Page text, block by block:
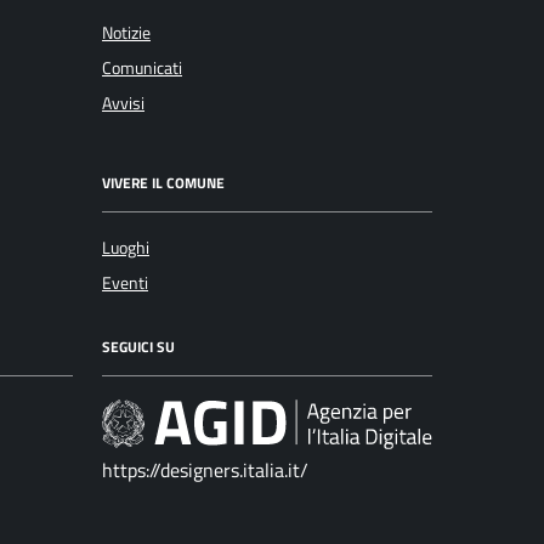
Notizie
Comunicati
Avvisi
VIVERE IL COMUNE
Luoghi
Eventi
SEGUICI SU
https://designers.italia.it/